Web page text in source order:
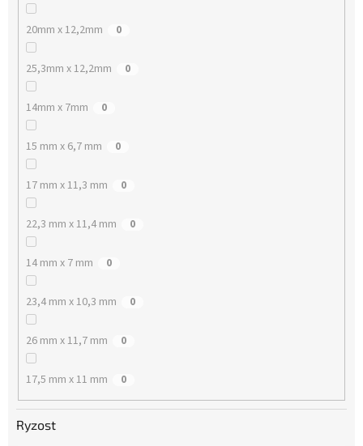
20mm x 12,2mm 0
25,3mm x 12,2mm 0
14mm x 7mm 0
15 mm x 6,7 mm 0
17 mm x 11,3 mm 0
22,3 mm x 11,4 mm 0
14 mm x 7 mm 0
23,4 mm x 10,3 mm 0
26 mm x 11,7 mm 0
17,5 mm x 11 mm 0
Ryzost